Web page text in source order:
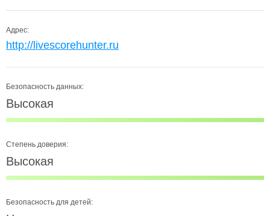
Адрес:
http://livescorehunter.ru
Безопасность данных:
Высокая
Степень доверия:
Высокая
Безопасность для детей: